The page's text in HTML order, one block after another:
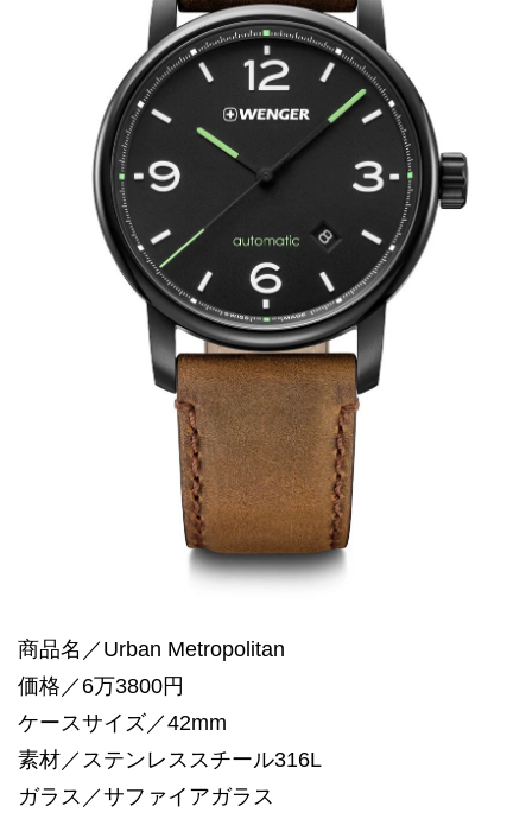
商品名／Urban Metropolitan
価格／6万3800円
ケースサイズ／42mm
素材／ステンレススチール316L
ガラス／サファイアガラス